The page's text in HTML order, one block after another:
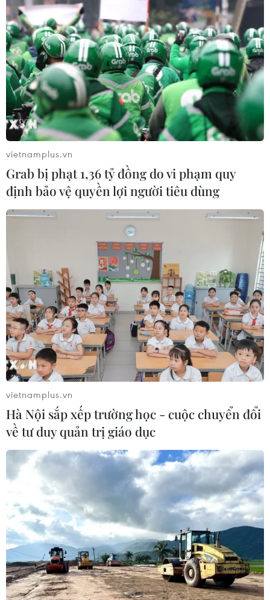
vietnamplus.vn
Grab bị phạt 1,36 tỷ đồng do vi phạm quy
định bảo vệ quyền lợi người tiêu dùng
vietnamplus.vn
Hà Nội sắp xếp trường học - cuộc chuyển đổi
về tư duy quản trị giáo dục